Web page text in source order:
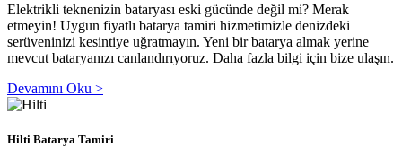
Elektrikli teknenizin bataryası eski gücünde değil mi? Merak
etmeyin! Uygun fiyatlı batarya tamiri hizmetimizle denizdeki
serüveninizi kesintiye uğratmayın. Yeni bir batarya almak yerine
mevcut bataryanızı canlandırıyoruz. Daha fazla bilgi için bize ulaşın.
Devamını Oku >
Hilti Batarya Tamiri